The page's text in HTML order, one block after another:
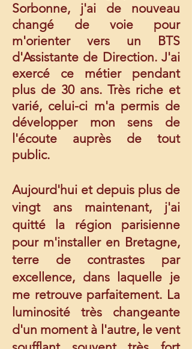
Sorbonne, j'ai de nouveau
changé de voie pour
m'orienter vers un BTS
d'Assistante de Direction. J'ai
exercé ce métier pendant
plus de 30 ans. Très riche et
varié, celui-ci m'a permis de
développer mon sens de
l'écoute auprès de tout
public.
Aujourd'hui et depuis plus de
vingt ans maintenant, j'ai
quitté la région parisienne
pour m'installer en Bretagne,
terre de contrastes par
excellence, dans laquelle je
me retrouve parfaitement. La
luminosité très changeante
d'un moment à l'autre, le vent